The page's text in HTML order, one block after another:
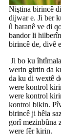
Niştina birincê
dijwar e. Ji ber
û baranê ve di
bandor li
birincê de, divê
Ji bo ku
werin girtin da
da ku di wextê
were kontrol
were kontrol
kontrol bikin.
birincê ji hêla
gorî mezinbûna
were fêr kirin.